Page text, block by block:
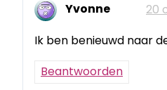
Yvonne
20
Ik ben benieuwd naar
Beantwoorden